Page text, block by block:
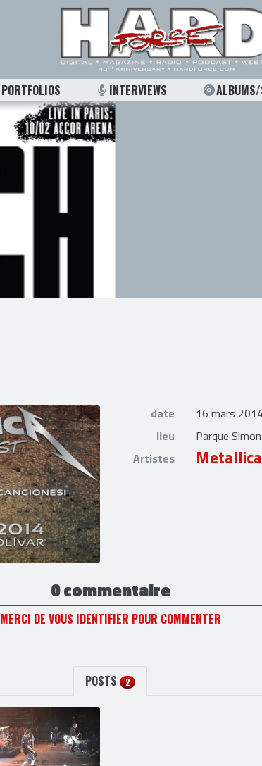
PORTFOLIOS INTERVIEWS
date
16 mars
lieu
Parque
Artistes
Metallica
0 commentaire
MERCI DE VOUS IDENTIFIER POUR COMMENTER
POSTS 2